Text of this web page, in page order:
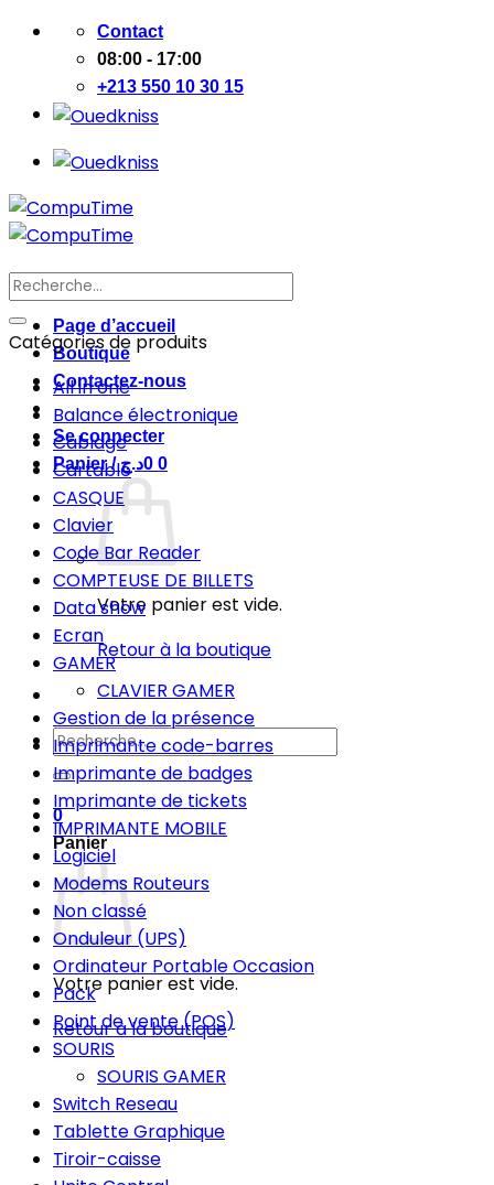
Passer
contenu
Contact
08:00 - 17:00
+213 550 10 30 15
Page d’accueil
Boutique
Contactez-nous
Se connecter
Panier /
0د.ج 0
Votre panier est vide.
Retour à la boutique
Recherche
pour :
0
Panier
Votre panier est vide.
Retour à la boutique
Recherche
pour :
Catégories de produits
All in one
Balance électronique
Cablage
Cartable
CASQUE
Clavier
Code Bar Reader
COMPTEUSE DE BILLETS
Data show
Ecran
GAMER
CLAVIER GAMER
Gestion de la présence
Imprimante code-barres
Imprimante de badges
Imprimante de tickets
IMPRIMANTE MOBILE
Logiciel
Modems Routeurs
Non classé
Onduleur (UPS)
Ordinateur Portable Occasion
Pack
Point de vente (POS)
SOURIS
SOURIS GAMER
Switch Reseau
Tablette Graphique
Tiroir-caisse